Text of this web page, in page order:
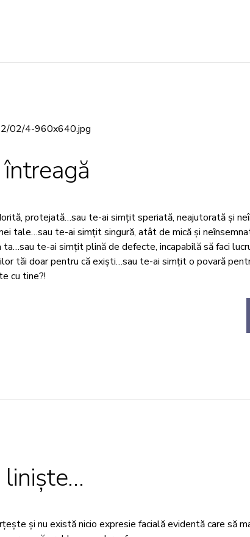
protejată…sau te-ai simțit speriată, neajutorată și
tale…sau te-ai simțit singură, atât de mică și
te-ai simțit plină de defecte, incapabilă să faci
tăi doar pentru că exiști…sau te-ai simțit o povară
cu tine?!
liniște…
și nu există nicio expresie facială evidentă care să